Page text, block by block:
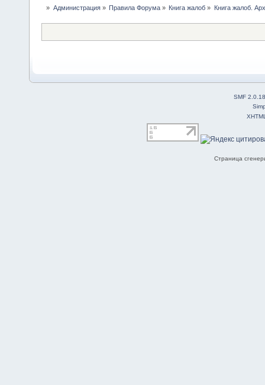
» Администрация» Правила Форума» Книга жалоб » Книга жалоб.
SMF 2.0.18
Страница